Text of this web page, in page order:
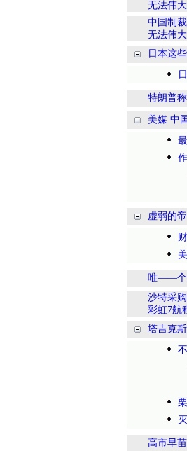
无法伟大
中国制
无法伟大
日本这
特朗普
美媒 中
虚弱的
唯——个
沙特采
彩虹7航
塔吉克
高市早